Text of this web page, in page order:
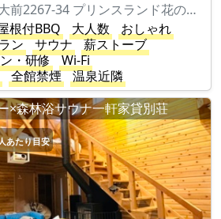
群馬県吾妻郡嬬恋村大前2267-34 プリンスランド花の街931
根付BBQ 大人数
おしゃれ
ン サウナ
薪ストーブ
・研修
Wi-Fi
全館禁煙
温泉近隣
×森林浴サウナ一軒家貸別荘
あたり目安